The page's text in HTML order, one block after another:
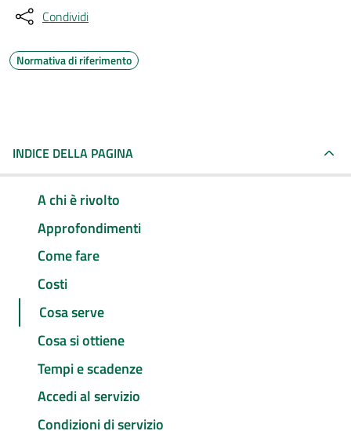
Condividi
Normativa di riferimento
INDICE DELLA PAGINA
A chi è rivolto
Approfondimenti
Come fare
Costi
Cosa serve
Cosa si ottiene
Tempi e scadenze
Accedi al servizio
Condizioni di servizio